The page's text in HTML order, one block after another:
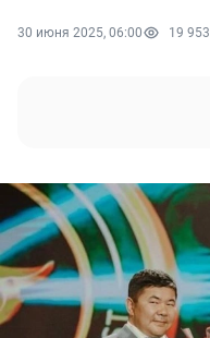
30 июня 2025, 06:00 19 953